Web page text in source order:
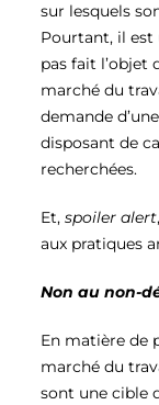
sur lesquels
Pourtant, il est
pas fait l’objet
marché du
demande
disposant de
recherchées.
Et, spoiler alert
aux pratiques
Non au non-
En matière de
marché du
sont une cible